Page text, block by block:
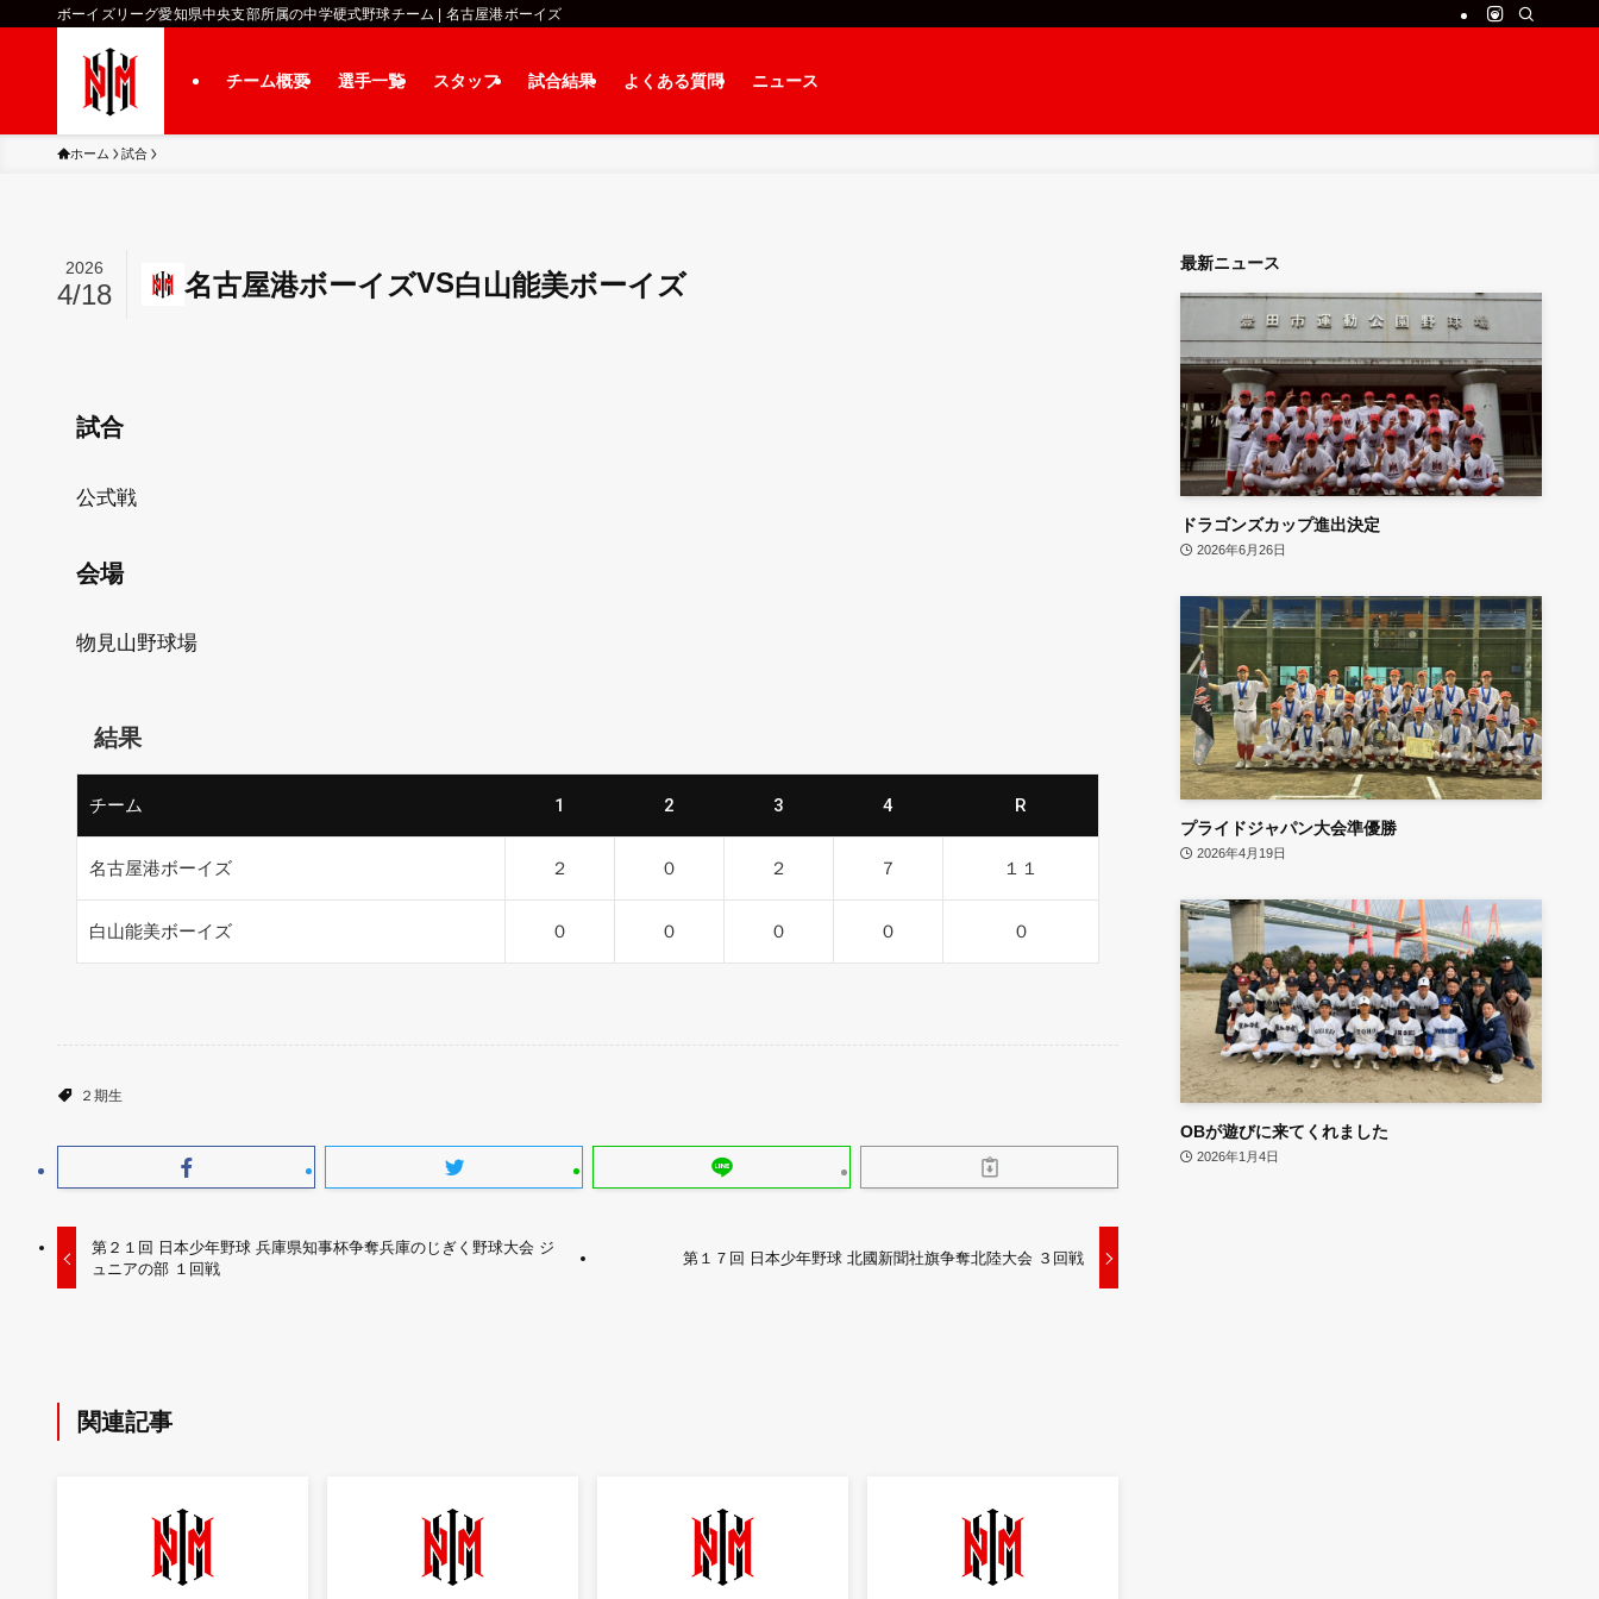
ボーイズリーグ愛知県中央支部所属の中学硬式野球チーム | 名古屋港ボーイズ
チーム概要 選手一覧 スタッフ 試合結果 よくある質問 ニュース
ホーム 試合
名古屋港ボーイズVS白山能美ボーイズ
2026
4/18
試合
公式戦
会場
物見山野球場
結果
チーム 1 2 3 4 R
名古屋港ボーイズ ２ ０ ２ ７ １１
白山能美ボーイズ ０ ０ ０ ０ ０
２期生
第２１回 日本少年野球 兵庫県知事杯争奪兵庫のじぎく野球大会 ジ
ュニアの部 １回戦
第１７回 日本少年野球 北國新聞社旗争奪北陸大会 ３回戦
関連記事
最新ニュース
ドラゴンズカップ進出決定
2026年6月26日
プライドジャパン大会準優勝
2026年4月19日
OBが遊びに来てくれました
2026年1月4日